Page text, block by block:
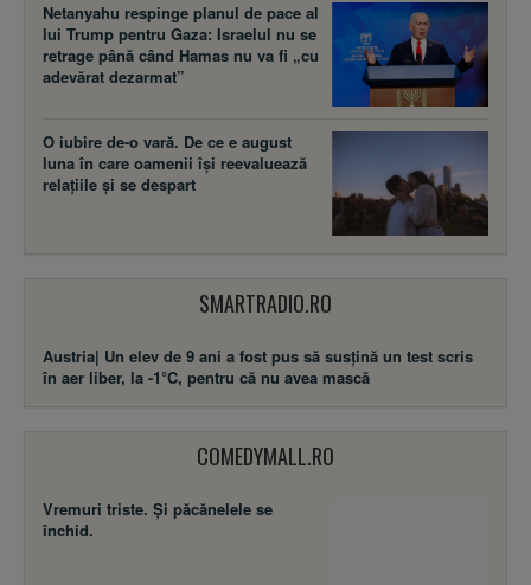
Netanyahu respinge planul de pace al
lui Trump pentru Gaza: Israelul nu se
retrage până când Hamas nu va fi „cu
adevărat dezarmat”
O iubire de-o vară. De ce e august
luna în care oamenii își reevaluează
relațiile și se despart
SMARTRADIO.RO
Austria| Un elev de 9 ani a fost pus să susţină un test scris
în aer liber, la -1°C, pentru că nu avea mască
COMEDYMALL.RO
Vremuri triste. Şi păcănelele se
închid.